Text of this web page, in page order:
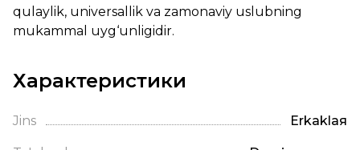
qulaylik, universallik va zamonaviy uslubning
mukammal uyg‘unligidir.
Характеристики
Jins Erkaklая